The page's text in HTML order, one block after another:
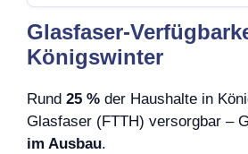
Glasfaser-
Königswinter
Rund 25 % der Haushalte in
Glasfaser (FTTH) versorgbar –
im Ausbau.